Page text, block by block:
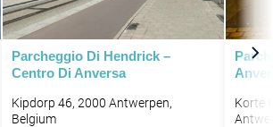
Parcheggio Di Hendrick –
Centro Di Anversa
Kipdorp 46, 2000 Antwerpen,
Belgium
Korte